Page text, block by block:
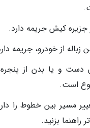
جزیره کیش جریمه دارد.
زباله از خودرو، جریمه
دست و یا بدن از
است.
مسیر بین خطوط را